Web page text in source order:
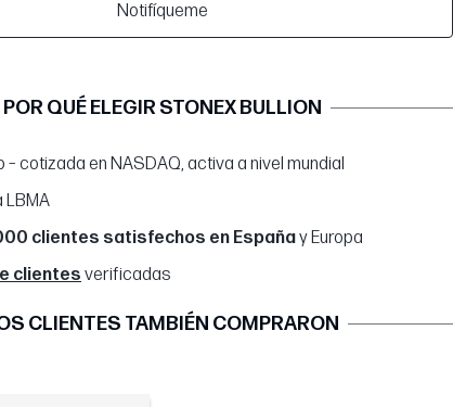
Notifíqueme
POR QUÉ ELEGIR STONEX BULLION
– cotizada en NASDAQ, activa a nivel mundial
LBMA
clientes satisfechos en Españay Europa
clientes verificadas
CLIENTES TAMBIÉN COMPRARON